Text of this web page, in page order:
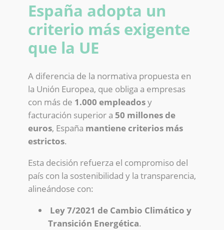
España adopta un
criterio más exigente
que la UE
A diferencia de la normativa propuesta en
la Unión Europea, que obliga a empresas
con más de 1.000 empleadosy
facturación superior a 50 millones de
euros, España mantiene criterios más
estrictos.
Esta decisión refuerza el compromiso del
país con la sostenibilidad y la transparencia,
alineándose con:
Ley 7/2021 de Cambio Climático y
Transición Energética.